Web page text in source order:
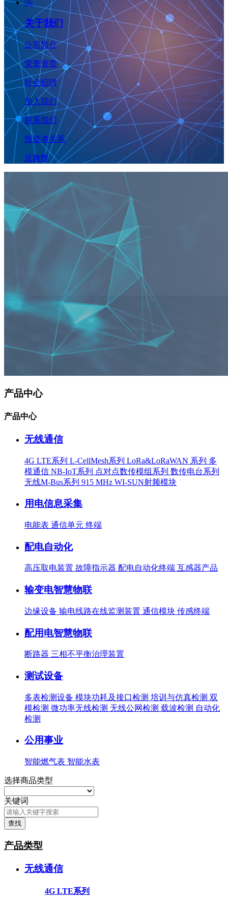
06
关于我们
公司简介
荣誉资质
社会招聘
加入我们
联系我们
投资者关系
反舞弊
产品中心
产品中心
无线通信
4G LTE系列 L-CellMesh系列 LoRa&LoRaWAN 系列 多
模通信 NB-IoT系列 点对点数传模组系列 数传电台系列
无线M-Bus系列 915 MHz WI-SUN射频模块
用电信息采集
电能表 通信单元 终端
配电自动化
高压取电装置 故障指示器 配电自动化终端 互感器产品
输变电智慧物联
边缘设备 输电线路在线监测装置 通信模块 传感终端
配用电智慧物联
断路器 三相不平衡治理装置
测试设备
多表检测设备 模块功耗及接口检测 培训与仿真检测 双
模检测 微功率无线检测 无线公网检测 载波检测 自动化
检测
公用事业
智能燃气表 智能水表
选择商品类型
关键词
查找
产品类型
无线通信
4G LTE系列